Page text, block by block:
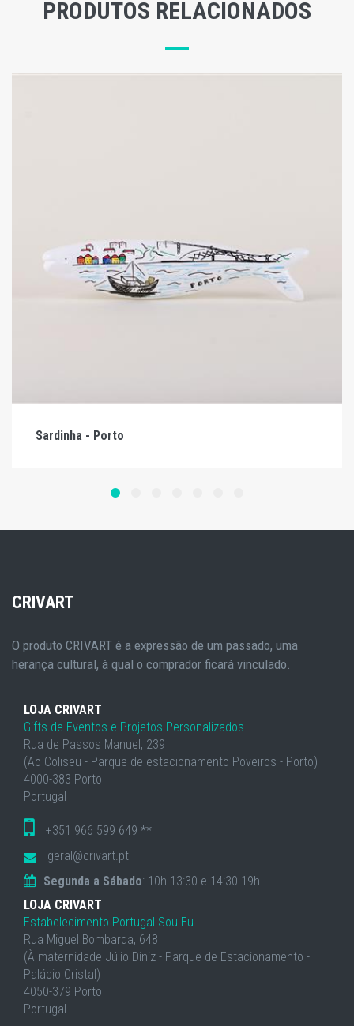
PRODUTOS RELACIONADOS
Sardinha - Porto
CRIVART
O produto CRIVART é a expressão de um passado, uma
herança cultural, à qual o comprador ficará vinculado.
LOJA CRIVART
Gifts de Eventos e Projetos Personalizados
Rua de Passos Manuel, 239
(Ao Coliseu - Parque de estacionamento Poveiros - Porto)
4000-383 Porto
Portugal
+351 966 599 649 **
geral@crivart.pt
Segunda a Sábado: 10h-13:30 e 14:30-19h
LOJA CRIVART
Estabelecimento Portugal Sou Eu
Rua Miguel Bombarda, 648
(À maternidade Júlio Diniz - Parque de Estacionamento -
Palácio Cristal)
4050-379 Porto
Portugal